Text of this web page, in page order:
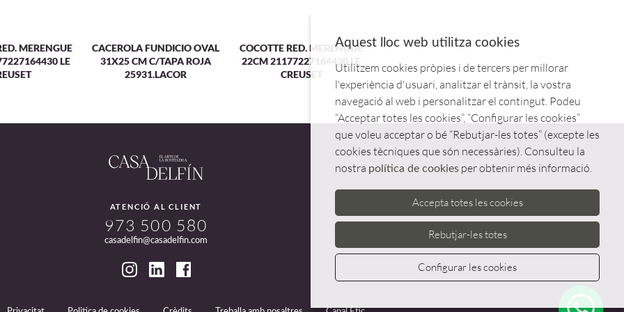
MERENGUE
LE
CACEROLA FUNDICIO OVAL
31X25 CM C/TAPA ROJA
25931.LACOR
COCOTTE RED. MERENGUE
22CM 21177227164430 LE
CREUSET
ATENCIÓ AL CLIENT
973 500 580
casadelfin@casadelfin.com
Aquest lloc web utilitza cookies
Utilitzem cookies pròpies i de tercers per millorar
l'experiència d'usuari, analitzar el trànsit, la vostra
navegació al web i personalitzar el contingut. Podeu
“Acceptar totes les cookies”, “Configurar les cookies”
que voleu acceptar o bé “Rebutjar-les totes” (excepte les
cookies tècniques que són necessàries). Consulteu la
nostra política de cookies per obtenir més informació.
Accepta totes les cookies
Rebutjar-les totes
Configurar les cookies